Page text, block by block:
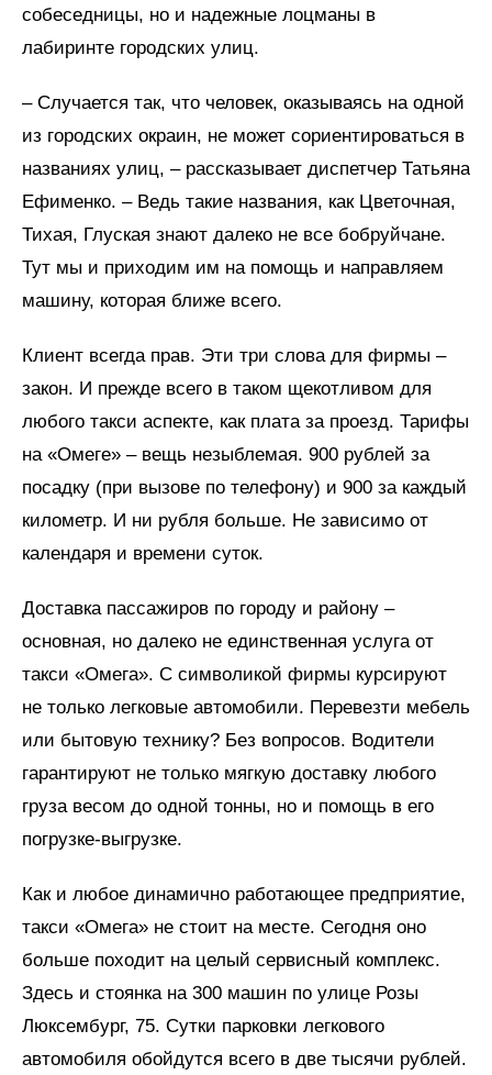
собеседницы, но и надежные лоцманы в
лабиринте городских улиц.
– Случается так, что человек, оказываясь на одной
из городских окраин, не может сориентироваться в
названиях улиц, – рассказывает диспетчер Татьяна
Ефименко. – Ведь такие названия, как Цветочная,
Тихая, Глуская знают далеко не все бобруйчане.
Тут мы и приходим им на помощь и направляем
машину, которая ближе всего.
Клиент всегда прав. Эти три слова для фирмы –
закон. И прежде всего в таком щекотливом для
любого такси аспекте, как плата за проезд. Тарифы
на «Омеге» – вещь незыблемая. 900 рублей за
посадку (при вызове по телефону) и 900 за каждый
километр. И ни рубля больше. Не зависимо от
календаря и времени суток.
Доставка пассажиров по городу и району –
основная, но далеко не единственная услуга от
такси «Омега». С символикой фирмы курсируют
не только легковые автомобили. Перевезти мебель
или бытовую технику? Без вопросов. Водители
гарантируют не только мягкую доставку любого
груза весом до одной тонны, но и помощь в его
погрузке-выгрузке.
Как и любое динамично работающее предприятие,
такси «Омега» не стоит на месте. Сегодня оно
больше походит на целый сервисный комплекс.
Здесь и стоянка на 300 машин по улице Розы
Люксембург, 75. Сутки парковки легкового
автомобиля обойдутся всего в две тысячи рублей.